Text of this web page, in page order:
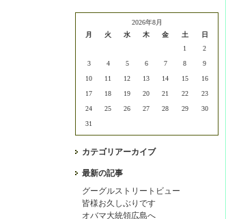
2026年8月
月
火 水 木 金 土
日
1
2
3
4 5 6 7 8
9
10
11 12 13 14 15
16
17
18 19 20 21 22
23
24
25 26 27 28 29
30
31
カテゴリアーカイブ
最新の記事
グーグルストリートビュー
皆様お久しぶりです
オバマ大統領広島へ